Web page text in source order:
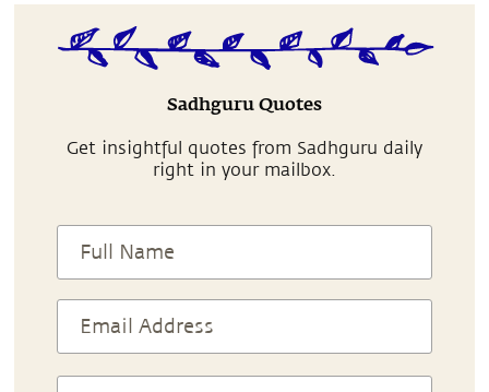
Sadhguru Quotes
Get insightful quotes from Sadhguru daily
right in your mailbox.